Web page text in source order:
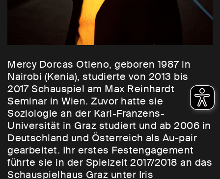
Mercy Dorcas Otieno, geboren 1987 in
Nairobi (Kenia), studierte von 2013 bis
2017 Schauspiel am Max Reinhardt
Seminar in Wien. Zuvor hatte sie
Soziologie an der Karl-Franzens-
Universität in Graz studiert und ab 2006 in
Deutschland und Österreich als Au-pair
gearbeitet. Ihr erstes Festengagement
führte sie in der Spielzeit 2017/2018 an das
Schauspielhaus Graz unter Iris